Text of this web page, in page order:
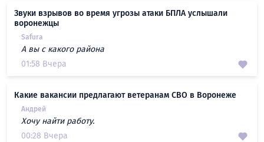
Звуки взрывов во время угрозы атаки БПЛА услышали
воронежцы
Safura
А вы с какого района
01:58 Вчера
Какие вакансии предлагают ветеранам СВО в Воронеже
Андрей
Хочу найти работу.
00:28 Вчера